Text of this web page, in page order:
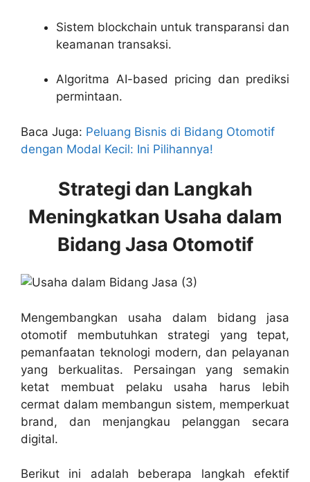
Sistem blockchain untuk transparansi dan
keamanan transaksi.
Algoritma AI-based pricing dan prediksi
permintaan.
Baca Juga: Peluang Bisnis di Bidang Otomotif
dengan Modal Kecil: Ini Pilihannya!
Strategi dan Langkah
Meningkatkan Usaha dalam
Bidang Jasa Otomotif
Mengembangkan usaha dalam bidang jasa
otomotif membutuhkan strategi yang tepat,
pemanfaatan teknologi modern, dan pelayanan
yang berkualitas. Persaingan yang semakin
ketat membuat pelaku usaha harus lebih
cermat dalam membangun sistem, memperkuat
brand, dan menjangkau pelanggan secara
digital.
Berikut ini adalah beberapa langkah efektif